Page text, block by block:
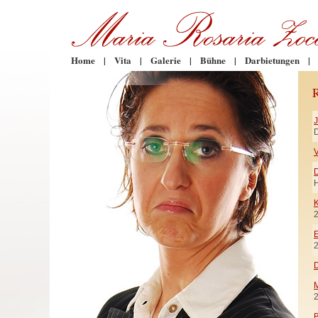
Home | Vita | Galerie | Bühne | Darbietungen |